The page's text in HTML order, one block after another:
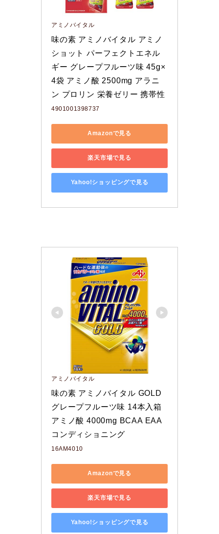
アミノバイタル
味の素 アミノバイタル アミノ
ショット パーフェクトエネル
ギー グレープフルーツ味 45g×
4袋 アミノ酸 2500mg アラニ
ン プロリン 栄養ゼリー 携帯性
4901001398737
Amazonで見る
楽天市場で見る
Yahoo!ショッピングで見る
アミノバイタル
味の素 アミノバイタル GOLD
グレープフルーツ味 14本入箱
アミノ酸 4000mg BCAA EAA
コンディショニング
16AM4010
Amazonで見る
楽天市場で見る
Yahoo!ショッピングで見る